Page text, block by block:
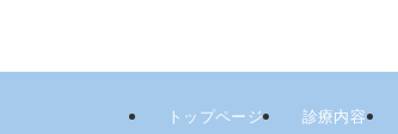
トップページ 診療内容